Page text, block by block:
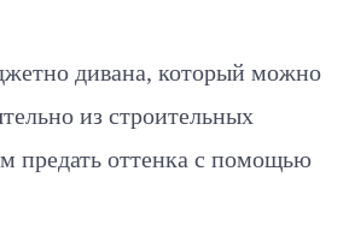
дивана, который можно
из строительных
предать оттенка с помощью